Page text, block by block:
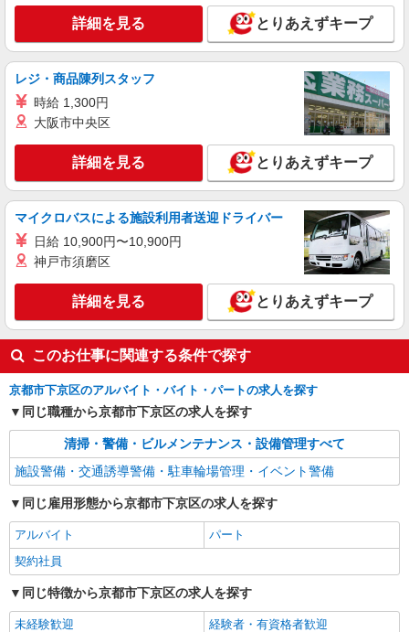
詳細を見る とりあえずキープ
レジ・商品陳列スタッフ
時給 1,300円
大阪市中央区
詳細を見る とりあえずキープ
マイクロバスによる施設利用者送迎ドライバー
日給 10,900円〜10,900円
神戸市須磨区
詳細を見る とりあえずキープ
このお仕事に関連する条件で探す
京都市下京区のアルバイト・バイト・パートの求人を探す
同じ職種から京都市下京区の求人を探す
清掃・警備・ビルメンテナンス・設備管理すべて
施設警備・交通誘導警備・駐車輪場管理・イベント警備
同じ雇用形態から京都市下京区の求人を探す
アルバイト
パート
契約社員
同じ特徴から京都市下京区の求人を探す
未経験歓迎
経験者・有資格者歓迎